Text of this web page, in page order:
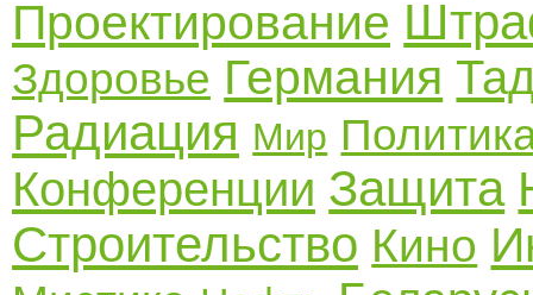
Проектирование
Здоровье Германия
Радиация Мир
Конференции Защита
Строительство Кино